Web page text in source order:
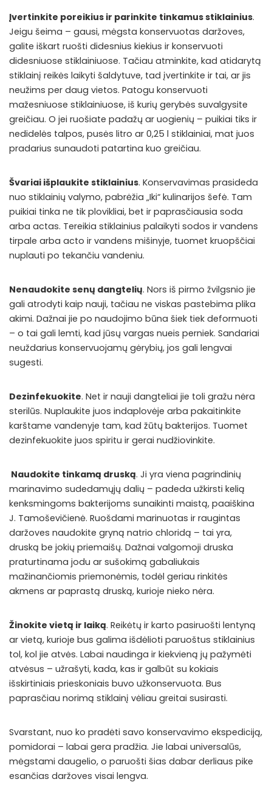
Įvertinkite poreikius ir parinkite tinkamus stiklainius.
Jeigu šeima – gausi, mėgsta konservuotas daržoves,
galite iškart ruošti didesnius kiekius ir konservuoti
didesniuose stiklainiuose. Tačiau atminkite, kad atidarytą
stiklainį reikės laikyti šaldytuve, tad įvertinkite ir tai, ar jis
neužims per daug vietos. Patogu konservuoti
mažesniuose stiklainiuose, iš kurių gerybės suvalgysite
greičiau. O jei ruošiate padažų ar uogienių – puikiai tiks ir
nedidelės talpos, pusės litro ar 0,25 l stiklainiai, mat juos
pradarius sunaudoti patartina kuo greičiau.
Švariai išplaukite stiklainius. Konservavimas prasideda
nuo stiklainių valymo, pabrėžia „Iki“ kulinarijos šefė. Tam
puikiai tinka ne tik plovikliai, bet ir paprasčiausia soda
arba actas. Tereikia stiklainius palaikyti sodos ir vandens
tirpale arba acto ir vandens mišinyje, tuomet kruopščiai
nuplauti po tekančiu vandeniu.
Nenaudokite senų dangtelių. Nors iš pirmo žvilgsnio jie
gali atrodyti kaip nauji, tačiau ne viskas pastebima plika
akimi. Dažnai jie po naudojimo būna šiek tiek deformuoti
– o tai gali lemti, kad jūsų vargas nueis perniek. Sandariai
neuždarius konservuojamų gėrybių, jos gali lengvai
sugesti.
Dezinfekuokite. Net ir nauji dangteliai jie toli gražu nėra
sterilūs. Nuplaukite juos indaplovėje arba pakaitinkite
karštame vandenyje tam, kad žūtų bakterijos. Tuomet
dezinfekuokite juos spiritu ir gerai nudžiovinkite.
Naudokite tinkamą druską. Ji yra viena pagrindinių
marinavimo sudedamųjų dalių – padeda užkirsti kelią
kenksmingoms bakterijoms sunaikinti maistą, paaiškina
J. Tamoševičienė. Ruošdami marinuotas ir raugintas
daržoves naudokite gryną natrio chloridą – tai yra,
druską be jokių priemaišų. Dažnai valgomoji druska
praturtinama jodu ar sušokimą gabaliukais
mažinančiomis priemonėmis, todėl geriau rinkitės
akmens ar paprastą druską, kurioje nieko nėra.
Žinokite vietą ir laiką. Reikėtų ir karto pasiruošti lentyną
ar vietą, kurioje bus galima išdėlioti paruoštus stiklainius
tol, kol jie atvės. Labai naudinga ir kiekvieną jų pažymėti
atvėsus – užrašyti, kada, kas ir galbūt su kokiais
išskirtiniais prieskoniais buvo užkonservuota. Bus
paprasčiau norimą stiklainį vėliau greitai susirasti.
Svarstant, nuo ko pradėti savo konservavimo ekspediciją,
pomidorai – labai gera pradžia. Jie labai universalūs,
mėgstami daugelio, o paruošti šias dabar derliaus pike
esančias daržoves visai lengva.